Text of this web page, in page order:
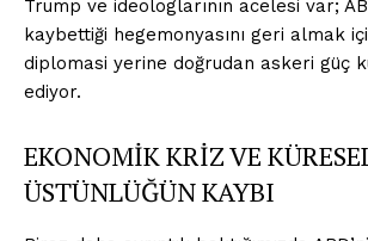
Trump ve ideologlarının acelesi var;
kaybettiği hegemonyasını geri almak
diplomasi yerine doğrudan askeri güç
ediyor.
EKONOMİK KRİZ VE
ÜSTÜNLÜĞÜN KAYBI